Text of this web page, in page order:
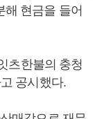
해 현금을 들어
츠한불의 충청
공시했다.